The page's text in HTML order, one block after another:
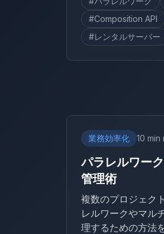
#Composition API
#レンタルサーバー
業務効率化 10 min
パラレルワー
管理術
複数のプロジェク
レルワークやマル
理するための方法